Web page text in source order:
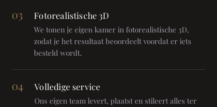
03 Fotorealistische 3D
We tonen je eigen kamer in fotorealistische 3D,
zodat je het resultaat beoordeelt voordat er iets
besteld wordt.
04 Volledige service
Ons eigen team levert, plaatst en stileert alles ter